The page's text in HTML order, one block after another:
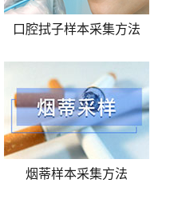
口腔拭子样本采集方法
烟蒂样本采集方法